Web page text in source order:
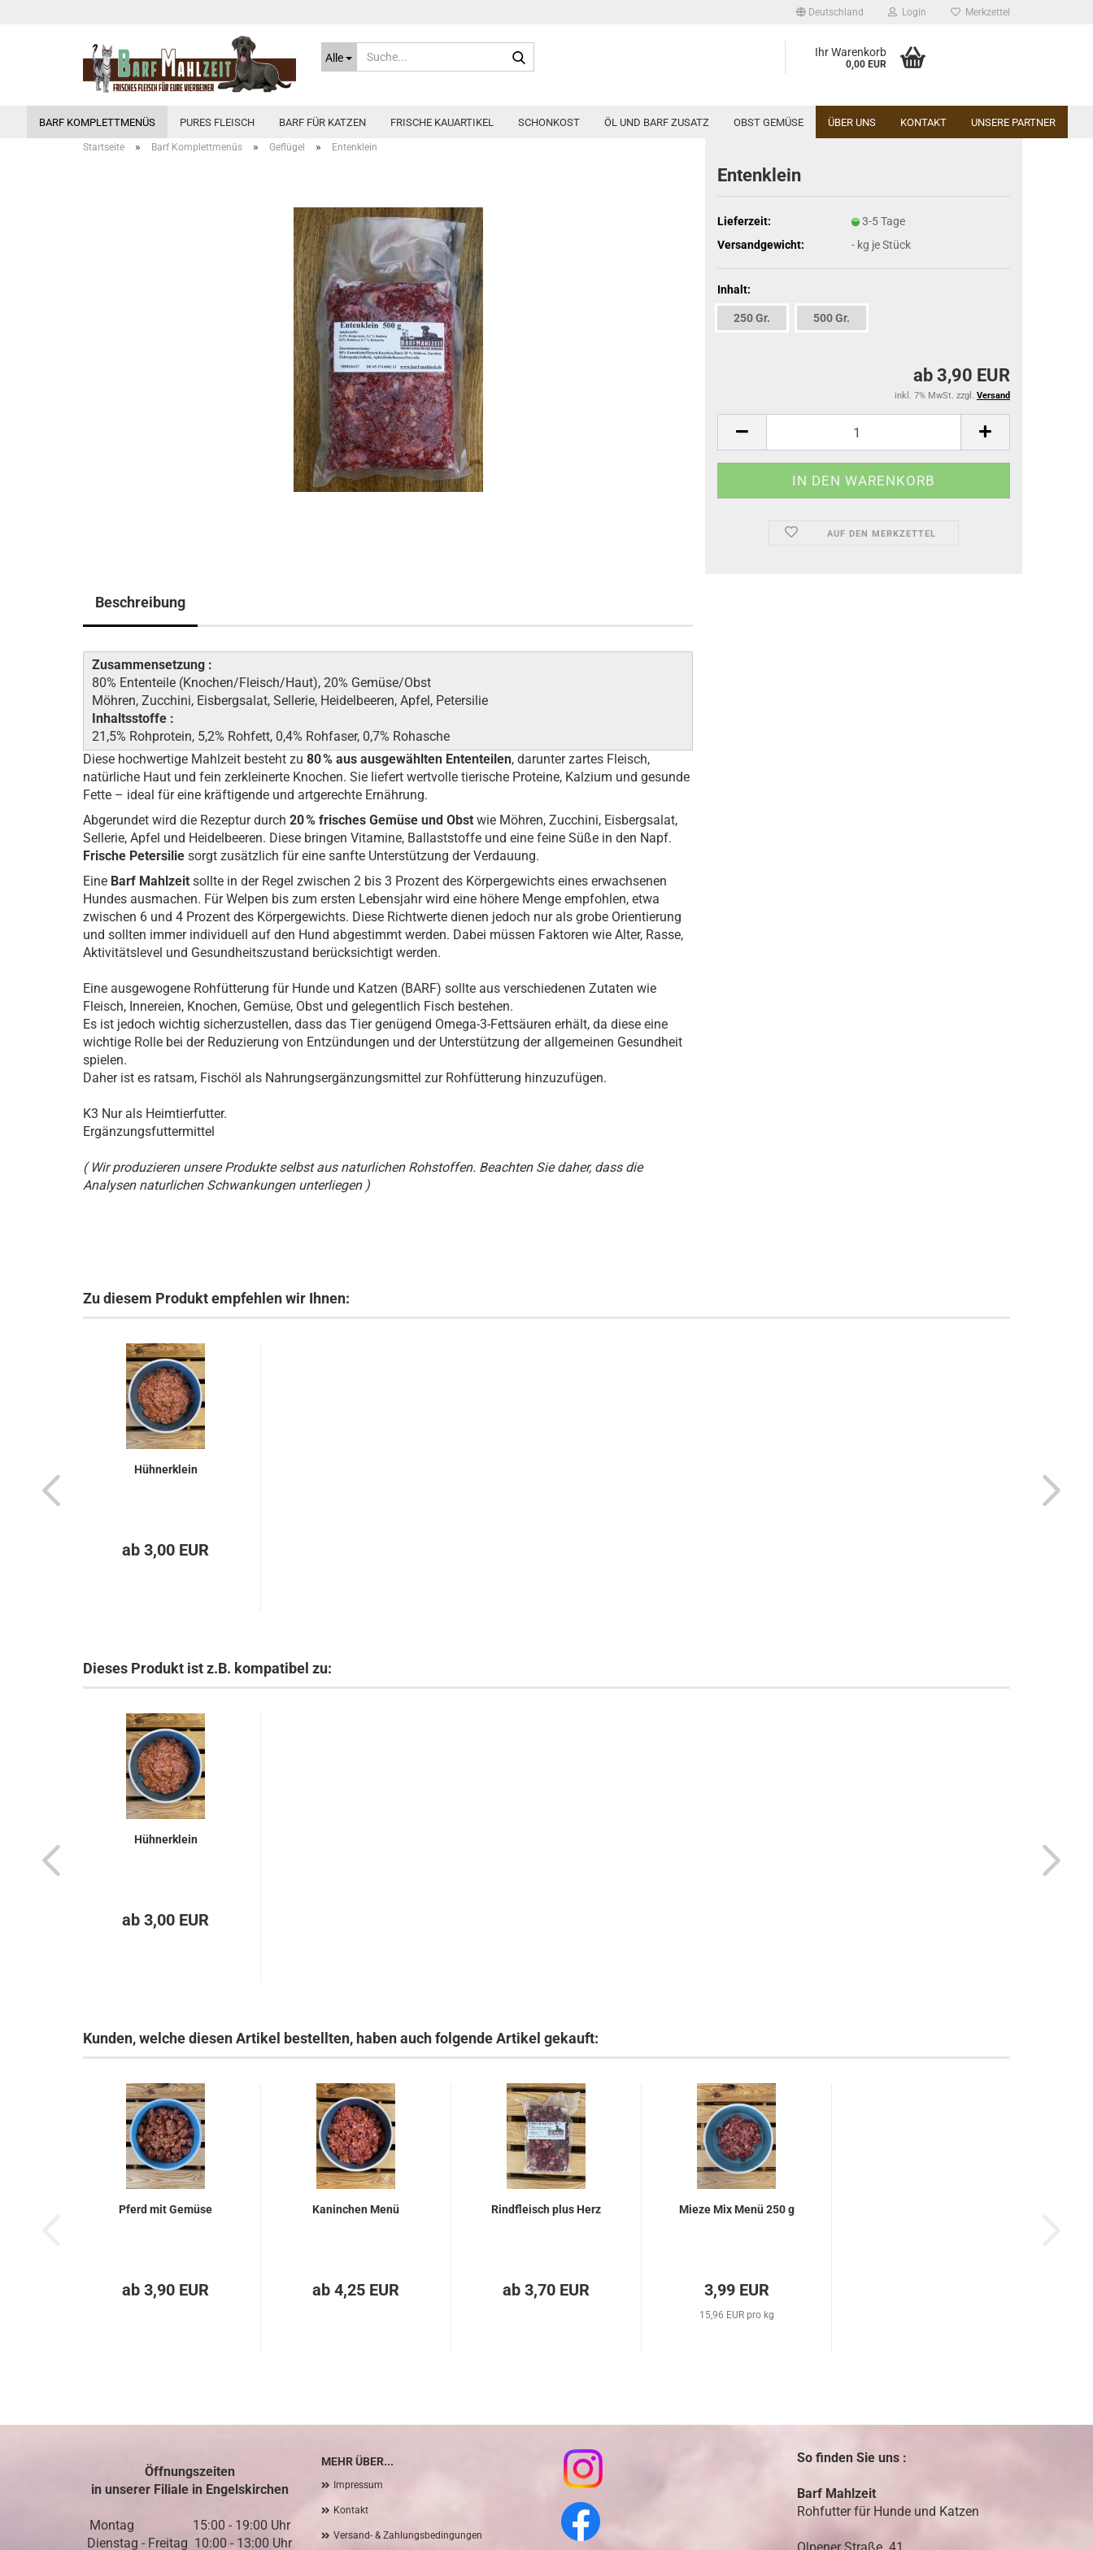
Deutschland Login Merkzettel
Alle Ihr Warenkorb
0,00 EUR
BARF KOMPLETTMENÜS PURES FLEISCH BARF FÜR KATZEN FRISCHE KAUARTIKEL SCHONKOST ÖL UND BARF ZUSATZ OBST GEMÜSE ÜBER UNS KONTAKT UNSERE PARTNER
Startseite » Barf Komplettmenüs » Geflügel » Entenklein
Entenklein
Lieferzeit:
3-5 Tage
Versandgewicht:
- kg je Stück
Inhalt:
250 Gr. 500 Gr.
ab 3,90 EUR
inkl. 7% MwSt. zzgl. Versand
AUF DEN MERKZETTEL
Beschreibung
Zusammensetzung :
80% Ententeile (Knochen/Fleisch/Haut), 20% Gemüse/Obst
Möhren, Zucchini, Eisbergsalat, Sellerie, Heidelbeeren, Apfel, Petersilie
Inhaltsstoffe :
21,5% Rohprotein, 5,2% Rohfett, 0,4% Rohfaser, 0,7% Rohasche
Diese hochwertige Mahlzeit besteht zu 80 % aus ausgewählten Ententeilen, darunter zartes Fleisch,
natürliche Haut und fein zerkleinerte Knochen. Sie liefert wertvolle tierische Proteine, Kalzium und gesunde
Fette – ideal für eine kräftigende und artgerechte Ernährung.
Abgerundet wird die Rezeptur durch 20 % frisches Gemüse und Obst wie Möhren, Zucchini, Eisbergsalat,
Sellerie, Apfel und Heidelbeeren. Diese bringen Vitamine, Ballaststoffe und eine feine Süße in den Napf.
Frische Petersilie sorgt zusätzlich für eine sanfte Unterstützung der Verdauung.
Eine Barf Mahlzeit sollte in der Regel zwischen 2 bis 3 Prozent des Körpergewichts eines erwachsenen
Hundes ausmachen. Für Welpen bis zum ersten Lebensjahr wird eine höhere Menge empfohlen, etwa
zwischen 6 und 4 Prozent des Körpergewichts. Diese Richtwerte dienen jedoch nur als grobe Orientierung
und sollten immer individuell auf den Hund abgestimmt werden. Dabei müssen Faktoren wie Alter, Rasse,
Aktivitätslevel und Gesundheitszustand berücksichtigt werden.
Eine ausgewogene Rohfütterung für Hunde und Katzen (BARF) sollte aus verschiedenen Zutaten wie
Fleisch, Innereien, Knochen, Gemüse, Obst und gelegentlich Fisch bestehen.
Es ist jedoch wichtig sicherzustellen, dass das Tier genügend Omega-3-Fettsäuren erhält, da diese eine
wichtige Rolle bei der Reduzierung von Entzündungen und der Unterstützung der allgemeinen Gesundheit
spielen.
Daher ist es ratsam, Fischöl als Nahrungsergänzungsmittel zur Rohfütterung hinzuzufügen.
K3 Nur als Heimtierfutter.
Ergänzungsfuttermittel
( Wir produzieren unsere Produkte selbst aus naturlichen Rohstoffen. Beachten Sie daher, dass die
Analysen naturlichen Schwankungen unterliegen )
Zu diesem Produkt empfehlen wir Ihnen:
Hühnerklein
ab 3,00 EUR
Dieses Produkt ist z.B. kompatibel zu:
Hühnerklein
ab 3,00 EUR
Kunden, welche diesen Artikel bestellten, haben auch folgende Artikel gekauft:
Pferd mit Gemüse
ab 3,90 EUR
Kaninchen Menü
ab 4,25 EUR
Rindfleisch plus Herz
ab 3,70 EUR
Mieze Mix Menü 250 g
3,99 EUR
15,96 EUR pro kg
MEHR ÜBER...
Impressum
Kontakt
Versand- & Zahlungsbedingungen
So finden Sie uns :
Barf Mahlzeit
Rohfutter für Hunde und Katzen
Öffnungszeiten
in unserer Filiale in Engelskirchen
Montag 15:00 - 19:00 Uhr
Dienstag - Freitag 10:00 - 13:00 Uhr